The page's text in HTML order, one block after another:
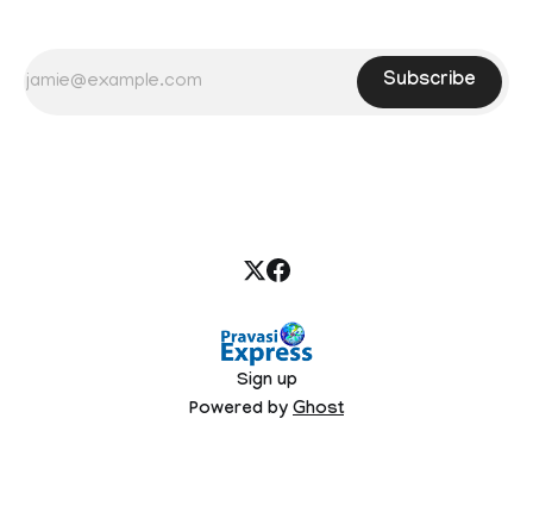
Subscribe
Sign up
Powered by Ghost